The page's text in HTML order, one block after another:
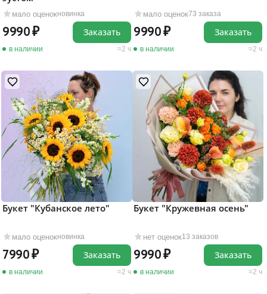
мало оценокновинка
9990
в наличии 2 ч
Заказать
мало оценок73 заказа
9990
в наличии 2 ч
Заказать
мало оценокновинка
Букет "Кубанское лето"
7990
в наличии 2 ч
Заказать
нет оценок13 заказов
Букет "Кружевная осень"
9990
в наличии 2 ч
Заказать